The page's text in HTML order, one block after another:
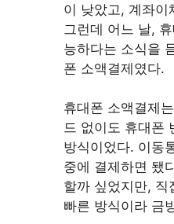
이 낮았고, 계좌이
그런데 어느 날,
능하다는 소식을
폰 소액결제였다.
휴대폰 소액결제
드 없이도 휴대폰
방식이었다. 이동
중에 결제하면 됐
할까 싶었지만, 직
빠른 방식이라 금